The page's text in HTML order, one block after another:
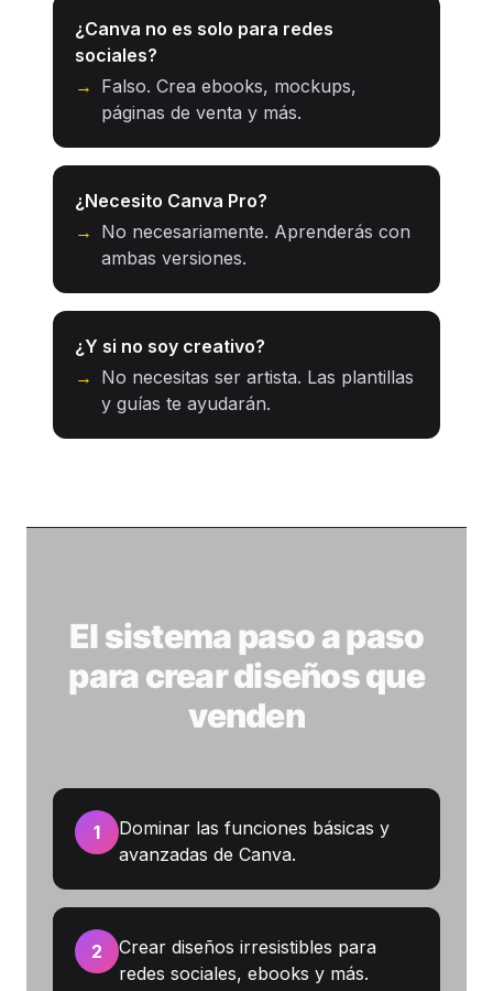
¿Canva no es solo para redes
sociales?
→ Falso. Crea ebooks, mockups,
páginas de venta y más.
¿Necesito Canva Pro?
→ No necesariamente. Aprenderás con
ambas versiones.
¿Y si no soy creativo?
→ No necesitas ser artista. Las plantillas
y guías te ayudarán.
El sistema paso a paso
para crear diseños que
venden
1
Dominar las funciones básicas y
avanzadas de Canva.
2
Crear diseños irresistibles para
redes sociales, ebooks y más.